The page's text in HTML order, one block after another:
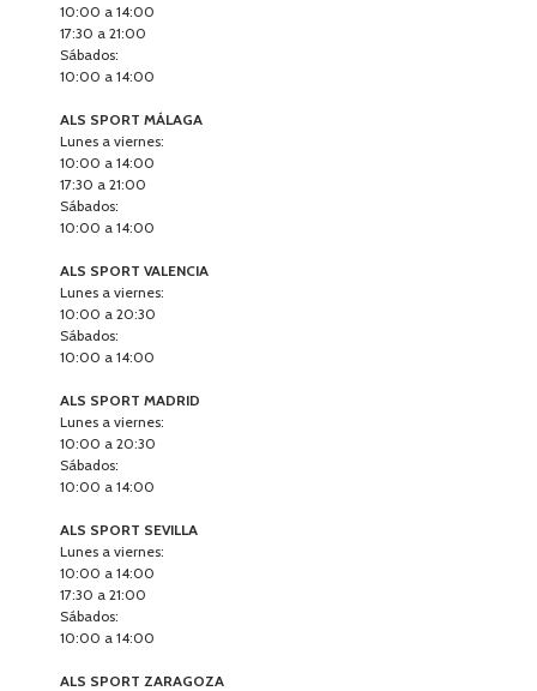
10:00 a 14:00
17:30 a 21:00
Sábados:
10:00 a 14:00
ALS SPORT MÁLAGA
Lunes a viernes:
10:00 a 14:00
17:30 a 21:00
Sábados:
10:00 a 14:00
ALS SPORT VALENCIA
Lunes a viernes:
10:00 a 20:30
Sábados:
10:00 a 14:00
ALS SPORT MADRID
Lunes a viernes:
10:00 a 20:30
Sábados:
10:00 a 14:00
ALS SPORT SEVILLA
Lunes a viernes:
10:00 a 14:00
17:30 a 21:00
Sábados:
10:00 a 14:00
ALS SPORT ZARAGOZA